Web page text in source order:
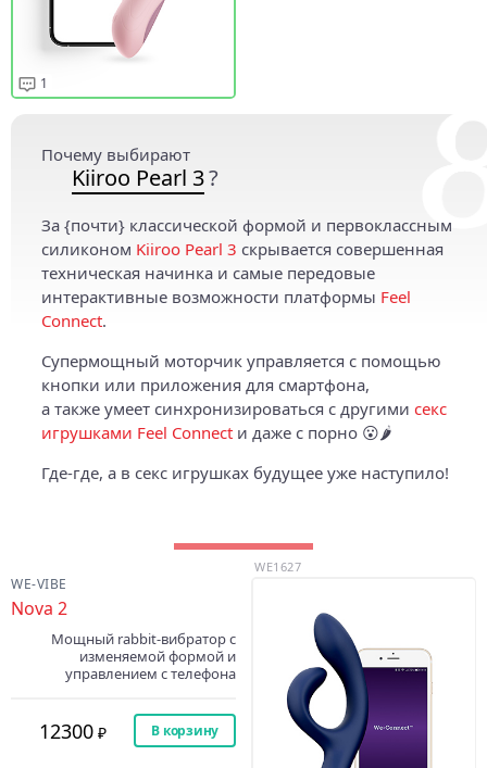
1
Почему выбирают
Kiiroo Pearl 3?
За {почти} классической формой и первоклассным
силиконом Kiiroo Pearl 3 скрывается совершенная
техническая начинка и самые передовые
интерактивные возможности платформы Feel
Connect.
Супермощный моторчик управляется с помощью
кнопки или приложения для смартфона,
а также умеет синхронизироваться с другими секс
игрушками Feel Connect и даже с порно 😮🌶️
Где-где, а в секс игрушках будущее уже наступило!
WE-VIBE
Nova 2
Мощный rabbit-вибратор с
изменяемой формой и
управлением с телефона
WE1627
12300 В корзину